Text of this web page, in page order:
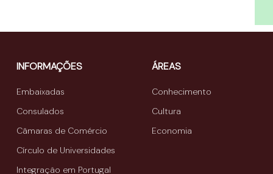
INFORMAÇÕES
Embaixadas
Consulados
Câmaras de Comércio
Círculo de Universidades
Integração em Portugal
ÁREAS
Conhecimento
Cultura
Economia